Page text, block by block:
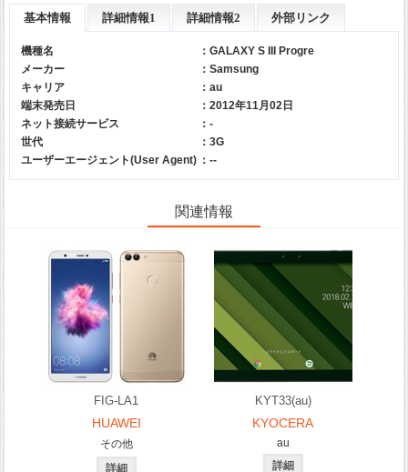
基本情報 詳細情報1 詳細情報2 外部リンク
機種名
：GALAXY S III Progre
メーカー
： Samsung
キャリア
： au
端末発売日
：2012年11月02日
ネット接続サービス
：-
世代
：3G
ユーザーエージェント(User Agent) ：--
関連情報
FIG-LA1
HUAWEI
その他
KYT33(au)
KYOCERA
au